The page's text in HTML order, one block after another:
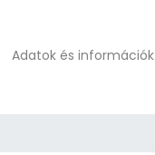
Adatok és információk